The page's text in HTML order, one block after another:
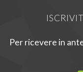
Per ricevere in